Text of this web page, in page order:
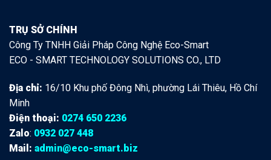
TRỤ SỞ CHÍNH
Công Ty TNHH Giải Pháp Công Nghệ Eco-Smart
ECO - SMART TECHNOLOGY SOLUTIONS CO., LTD
Địa chỉ: 16/10 Khu phố Đông Nhì, phường Lái Thiêu, Hồ Chí
Minh
Điện thoại: 0274 650 2236
Zalo: 0932 027 448
Mail: admin@eco-smart.biz